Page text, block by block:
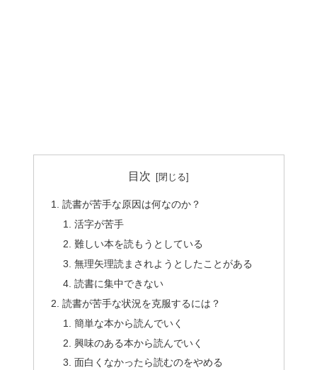
目次
読書が苦手な原因は何なのか？
活字が苦手
難しい本を読もうとしている
無理矢理読まされようとしたことがある
読書に集中できない
読書が苦手な状況を克服するには？
簡単な本から読んでいく
興味のある本から読んでいく
面白くなかったら読むのをやめる